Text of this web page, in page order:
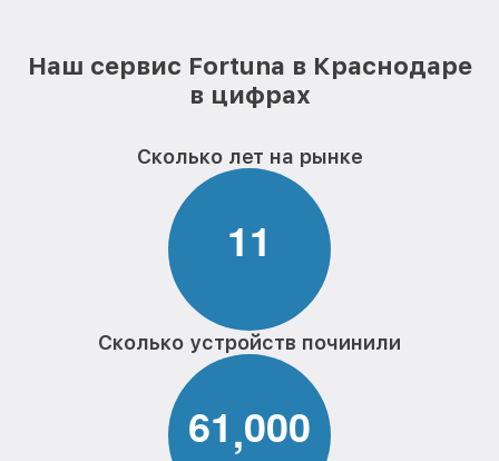
Наш сервис Fortuna в Краснодаре
в цифрах
Сколько лет на рынке
11
Сколько устройств починили
61,000